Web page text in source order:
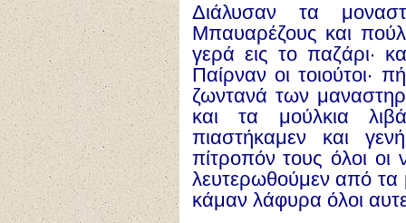
Διάλυσαν τα μοναστ
Μπαυαρέζους και πού
γερά εις το παζάρι·
Παίρναν οι τοιούτοι· πή
ζωντανά των
και τα μούλκια λιβ
πιαστήκαμεν και γενή
πίτροπόν τους όλοι οι
λευτερωθούμεν από τα
κάμαν λάφυρα όλοι αυ